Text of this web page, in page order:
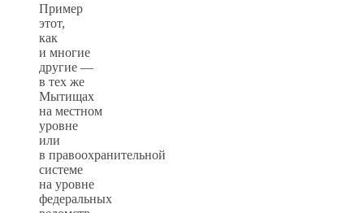
Пример
этот,
как
и многие
другие —
в тех же
Мытищах
на местном
уровне
или
в правоохранительной
системе
на уровне
федеральных